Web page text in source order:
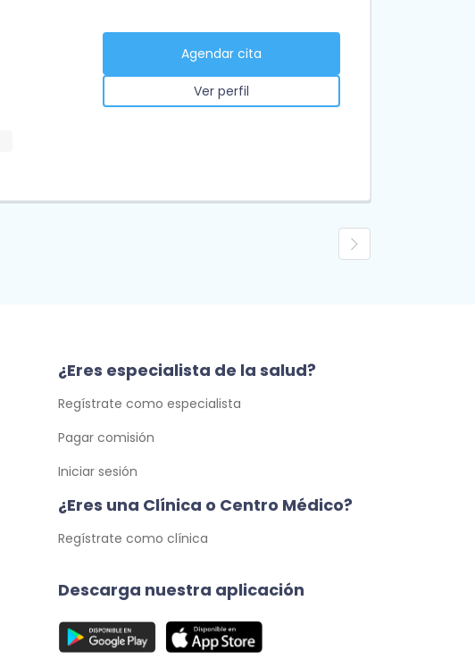
Agendar cita
Ver perfil
¿Eres especialista de la salud?
Regístrate como especialista
Pagar comisión
Iniciar sesión
¿Eres una Clínica o Centro Médico?
Regístrate como clínica
Descarga nuestra aplicación